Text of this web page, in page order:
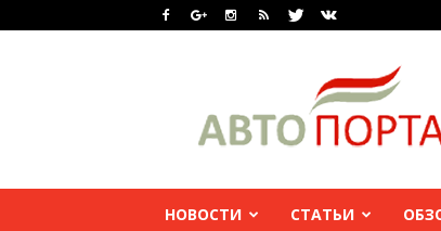
НОВОСТИ СТАТЬИ